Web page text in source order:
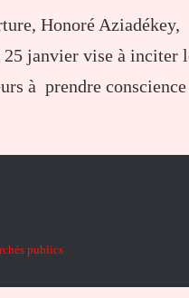
Honoré Aziadékey,
25 janvier vise à inciter
à prendre conscience
publics